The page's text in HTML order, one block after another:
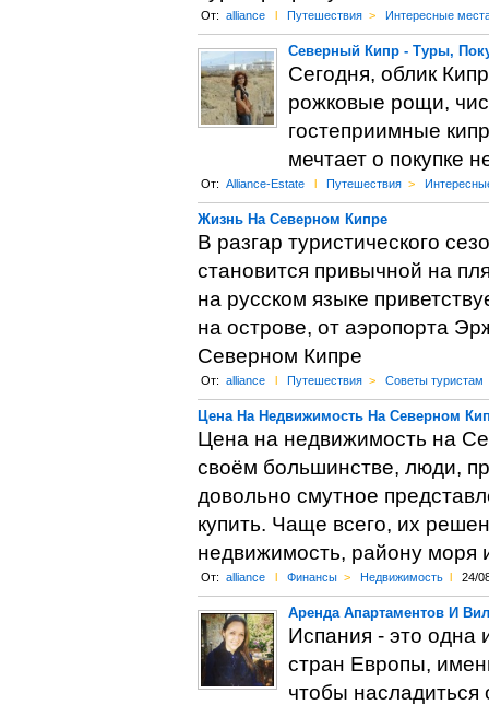
От: alliance l Путешествия > Интересные
Северный Кипр - Туры,
Сегодня, облик
рожковые рощи,
гостеприимные
мечтает о покупке
От: Alliance-Estate l Путешествия >
Жизнь На Северном Кипре
В разгар туристического
становится привычной на
на русском языке
на острове, от аэропорта
Северном Кипре
От: alliance l Путешествия > Советы туристам
Цена На Недвижимость На Северном
Цена на недвижимость на
своём большинстве, люди,
довольно смутное
купить. Чаще всего, их
недвижимость, району моря
От: alliance l Финансы > Недвижимость l 24/
Аренда Апартаментов И
Испания - это
стран Европы,
чтобы